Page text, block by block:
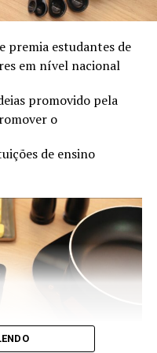
2025 podem
Siga o Veteran
premia estudantes de
em nível nacional
promovido pela
o
de ensino